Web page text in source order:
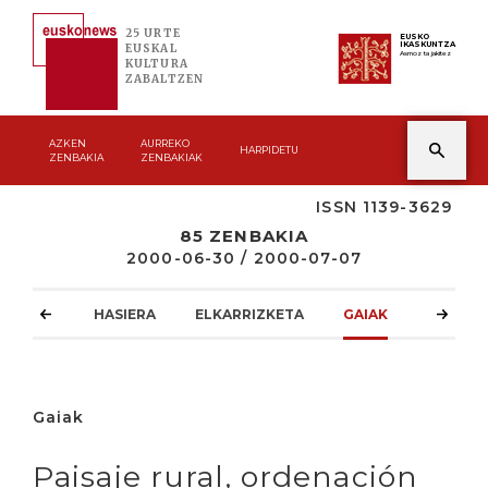
25 URTE
EUSKAL
KULTURA
ZABALTZEN
EUSKO
IKASKUNTZA
Asmoz ta jakitez
AZKEN
ZENBAKIA
AURREKO
ZENBAKIAK
HARPIDETU
ISSN 1139-3629
85 ZENBAKIA
2000-06-30 / 2000-07-07
HASIERA ELKARRIZKETA GAIAK
Gaiak
Paisaje rural, ordenación